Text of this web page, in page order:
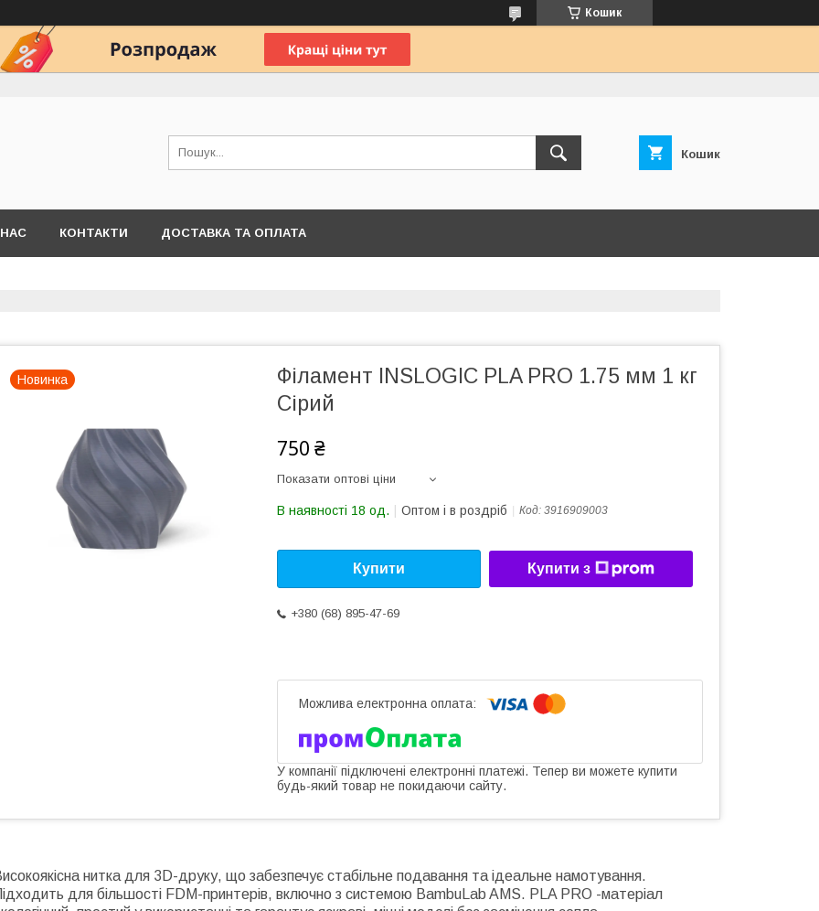
Кошик
Кошик
КОНТАКТИ ДОСТАВКА ТА ОПЛАТА
Новинка
Філамент INSLOGIC PLA PRO 1.75 мм 1 кг
Сірий
750 ₴
Показати оптові ціни
В наявності 18 од. Оптом і в роздріб Код: 3916909003
Купити Купити з
+380 (68) 895-47-69
У компанії підключені електронні платежі. Тепер ви можете купити
будь-який товар не покидаючи сайту.
нитка для 3D-друку, що забезпечує стабільне подавання та ідеальне намотування.
для більшості FDM-принтерів, включно з системою BambuLab AMS. PLA PRO -матеріал